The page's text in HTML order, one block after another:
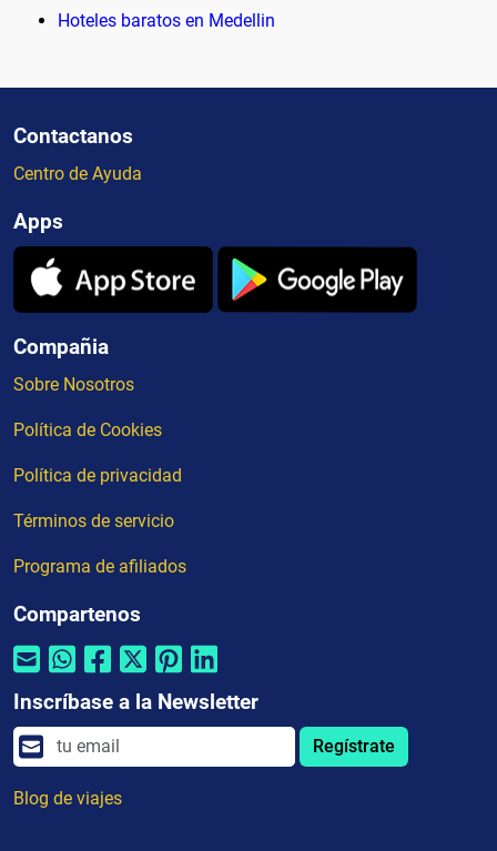
Hoteles baratos en Medellin
Contactanos
Centro de Ayuda
Apps
Compañia
Sobre Nosotros
Política de Cookies
Política de privacidad
Términos de servicio
Programa de afiliados
Compartenos
Inscríbase a la Newsletter
Regístrate
Blog de viajes